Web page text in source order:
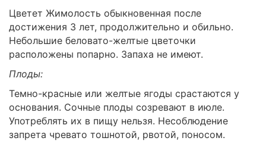
Цветет Жимолость обыкновенная после
достижения 3 лет, продолжительно и обильно.
Небольшие беловато-желтые цветочки
расположены попарно. Запаха не имеют.
Плоды:
Темно-красные или желтые ягоды срастаются у
основания. Сочные плоды созревают в июле.
Употреблять их в пищу нельзя. Несоблюдение
запрета чревато тошнотой, рвотой, поносом.